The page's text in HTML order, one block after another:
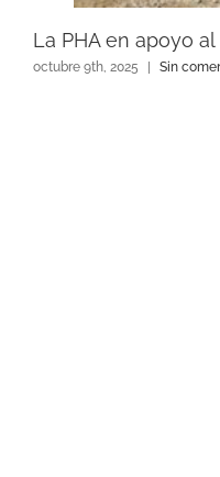
La PHA en apoyo al
octubre 9th, 2025 Sin